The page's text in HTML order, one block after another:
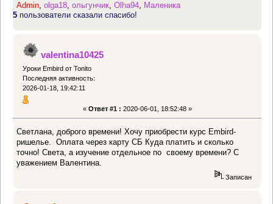
Admin,olga18,ольгунчик,Olha94, Маленика
5 пользователи сказали спасибо!
valentina10425
Уроки Embird от Tonito
Последняя активность:
2026-01-18, 19:42:11
« Ответ #1 : 2020-06-01, 18:52:48 »
Светлана, доброго времени! Хочу приобрести курс Embird-
ришелье. Оплата через карту СБ Куда платить и сколько
точно! Света, а изучение отдельное по своему времени? С
уважением Валентина.
Записан